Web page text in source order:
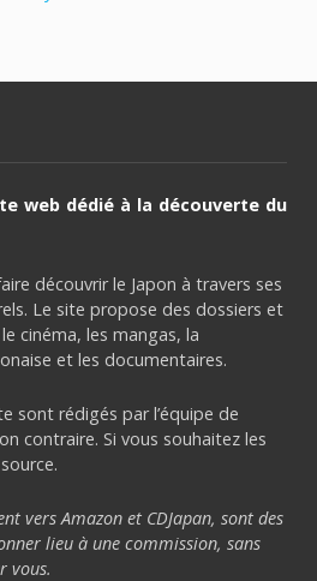
web dédié à la découverte du
découvrir le Japon à travers ses
Le site propose des dossiers et
cinéma, les mangas, la
et les documentaires.
sont rédigés par l’équipe de
contraire. Si vous souhaitez les
vers Amazon et CDJapan, sont des
lieu à une commission, sans
vous.